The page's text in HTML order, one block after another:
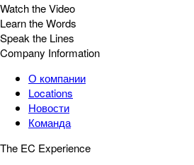
Watch the Video
Learn the Words
Speak the Lines
Company Information
О компании
Locations
Новости
Команда
The EC Experience